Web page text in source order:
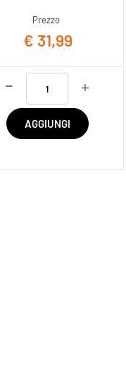
Prezzo
€ 31,99
AGGIUNGI